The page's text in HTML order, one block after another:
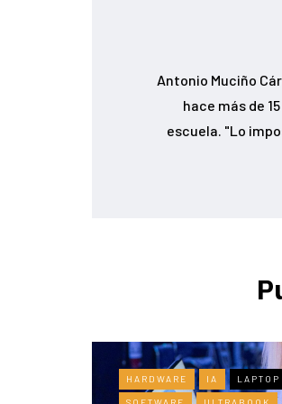
Antonio Muciño
hace más de
escuela. "Lo
HARDWARE IA LAPTOP